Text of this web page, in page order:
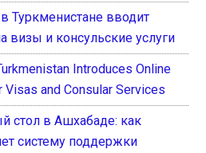
Туркменистане вводит
визы и консульские услуги
Introduces Online
and Consular Services
стол в Ашхабаде: как
систему поддержки